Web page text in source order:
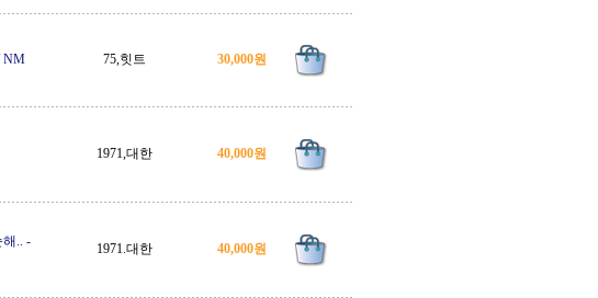
NM 75,힛트 30,000원
1971,대한 40,000원
.. -
1971.대한 40,000원